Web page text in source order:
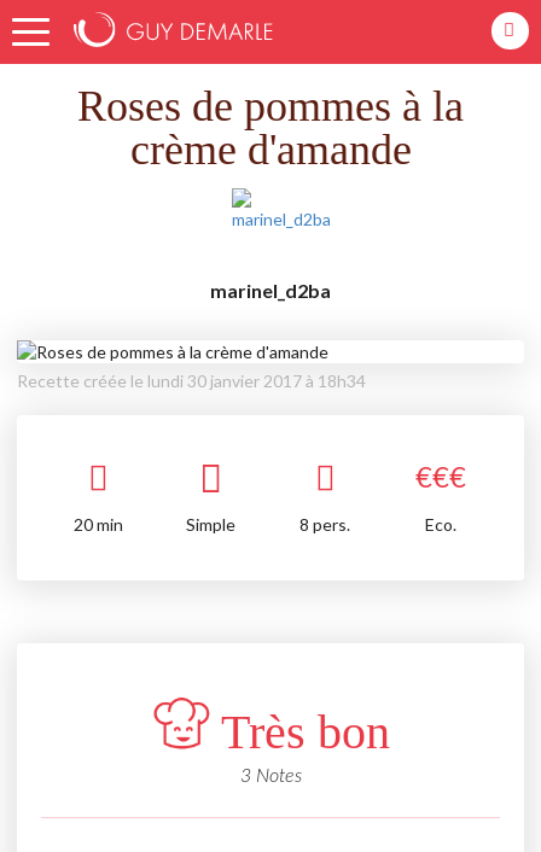
Accueil
Recettes
Roses de pommes à la crème d'amande
Roses de pommes à la
crème d'amande
marinel_d2ba
Recette créée le lundi 30 janvier 2017 à 18h34
€€€
20min Simple 8 pers. Eco.
Très bon
3 Notes